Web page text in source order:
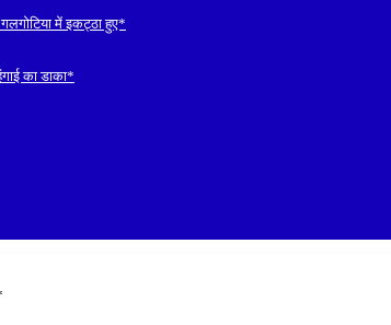
में इकट्ठा हुए*
का डाका*